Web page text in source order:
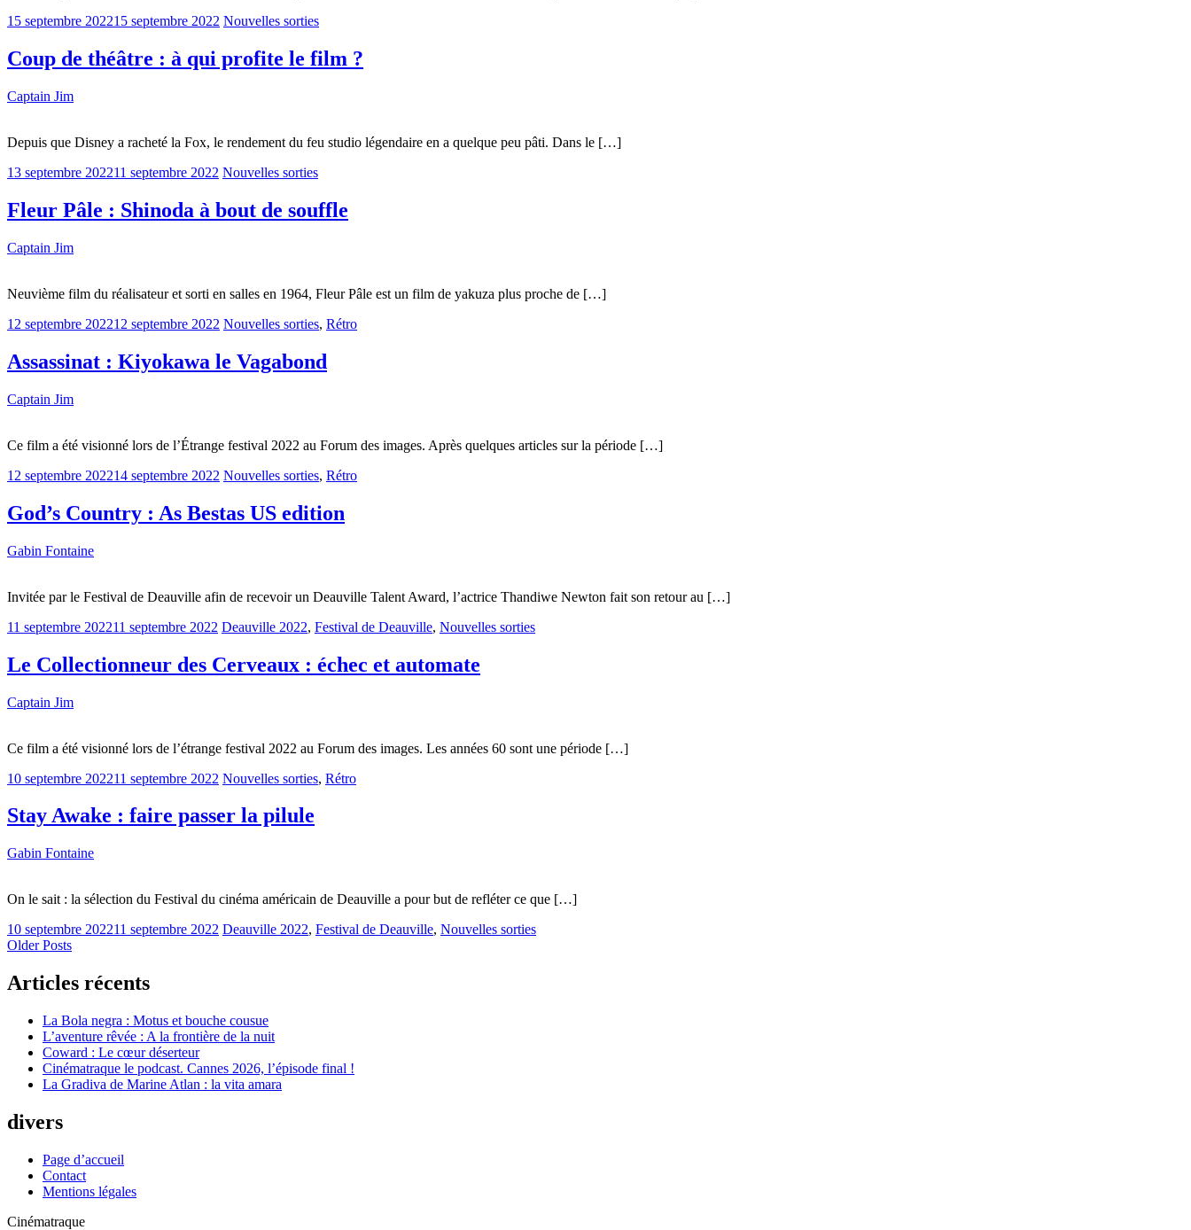
15 septembre 202215 septembre 2022 Nouvelles sorties
Coup de théâtre : à qui profite le film ?
Captain Jim
Depuis que Disney a racheté la Fox, le rendement du feu studio légendaire en a quelque peu pâti. Dans le […]
13 septembre 202211 septembre 2022 Nouvelles sorties
Fleur Pâle : Shinoda à bout de souffle
Captain Jim
Neuvième film du réalisateur et sorti en salles en 1964, Fleur Pâle est un film de yakuza plus proche de […]
12 septembre 202212 septembre 2022 Nouvelles sorties, Rétro
Assassinat : Kiyokawa le Vagabond
Captain Jim
Ce film a été visionné lors de l’Étrange festival 2022 au Forum des images. Après quelques articles sur la période […]
12 septembre 202214 septembre 2022 Nouvelles sorties, Rétro
God’s Country : As Bestas US edition
Gabin Fontaine
Invitée par le Festival de Deauville afin de recevoir un Deauville Talent Award, l’actrice Thandiwe Newton fait son retour au […]
11 septembre 202211 septembre 2022 Deauville 2022, Festival de Deauville, Nouvelles sorties
Le Collectionneur des Cerveaux : échec et automate
Captain Jim
Ce film a été visionné lors de l’étrange festival 2022 au Forum des images. Les années 60 sont une période […]
10 septembre 202211 septembre 2022 Nouvelles sorties, Rétro
Stay Awake : faire passer la pilule
Gabin Fontaine
On le sait : la sélection du Festival du cinéma américain de Deauville a pour but de refléter ce que […]
10 septembre 202211 septembre 2022 Deauville 2022, Festival de Deauville, Nouvelles sorties
Older Posts
Articles récents
La Bola negra : Motus et bouche cousue
L’aventure rêvée : A la frontière de la nuit
Coward : Le cœur déserteur
Cinématraque le podcast. Cannes 2026, l’épisode final !
La Gradiva de Marine Atlan : la vita amara
divers
Page d’accueil
Contact
Mentions légales
Cinématraque